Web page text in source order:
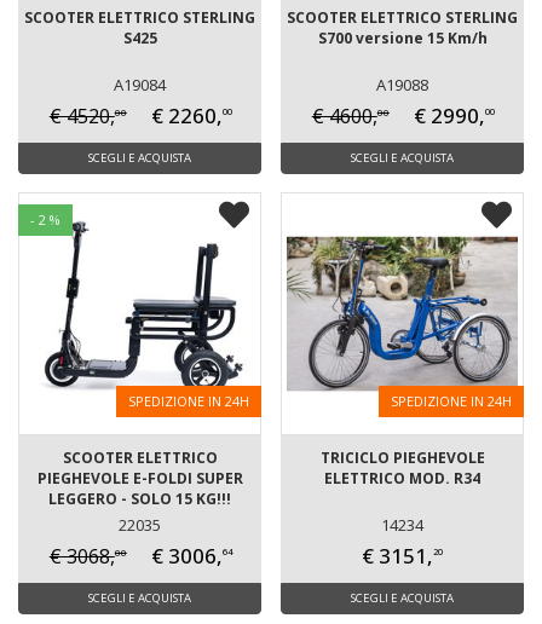
SCOOTER ELETTRICO STERLING
S425
A19084
€ 4520,00 € 2260,00
SCEGLI E ACQUISTA
SCOOTER ELETTRICO STERLING
S700 versione 15 Km/h
A19088
€ 4600,00 € 2990,00
SCEGLI E ACQUISTA
- 2 %
SPEDIZIONE IN 24H
SCOOTER ELETTRICO
PIEGHEVOLE E-FOLDI SUPER
LEGGERO - SOLO 15 KG!!!
22035
€ 3068,00 € 3006,64
SCEGLI E ACQUISTA
SPEDIZIONE IN 24H
TRICICLO PIEGHEVOLE
ELETTRICO MOD. R34
14234
€ 3151,20
SCEGLI E ACQUISTA